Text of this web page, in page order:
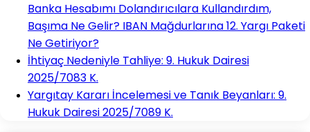
Banka Hesabımı Dolandırıcılara Kullandırdım,
Başıma Ne Gelir? IBAN Mağdurlarına 12. Yargı Paketi
Ne Getiriyor?
İhtiyaç Nedeniyle Tahliye: 9. Hukuk Dairesi
2025/7083 K.
Yargıtay Kararı İncelemesi ve Tanık Beyanları: 9.
Hukuk Dairesi 2025/7089 K.